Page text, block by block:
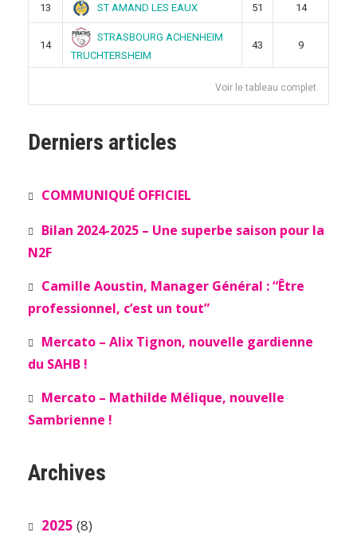
13 ST AMAND LES EAUX 51 14
14
STRASBOURG ACHENHEIM
TRUCHTERSHEIM
43 9
Voir le tableau complet
Derniers articles
COMMUNIQUÉ OFFICIEL
Bilan 2024-2025 – Une superbe saison pour la
N2F
Camille Aoustin, Manager Général : “Être
professionnel, c’est un tout”
Mercato – Alix Tignon, nouvelle gardienne
du SAHB !
Mercato – Mathilde Mélique, nouvelle
Sambrienne !
Archives
2025 (8)